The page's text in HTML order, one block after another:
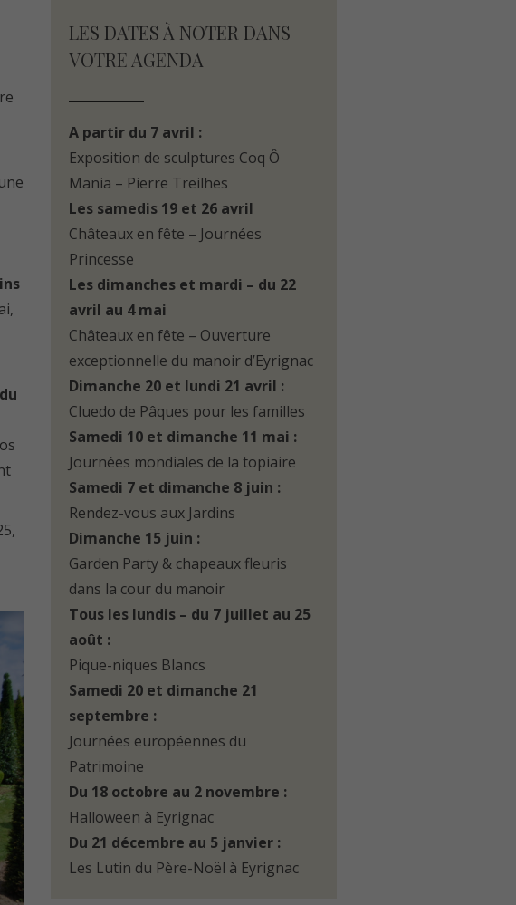
LES DATES À NOTER DANS
VOTRE AGENDA
A partir du 7 avril :
Exposition de sculptures Coq Ô
Mania – Pierre Treilhes
Les samedis 19 et 26 avril
Châteaux en fête – Journées
Princesse
Les dimanches et mardi – du 22
avril au 4 mai
Châteaux en fête – Ouverture
exceptionnelle du manoir d’Eyrignac
Dimanche 20 et lundi 21 avril :
Cluedo de Pâques pour les familles
Samedi 10 et dimanche 11 mai :
Journées mondiales de la topiaire
Samedi 7 et dimanche 8 juin :
Rendez-vous aux Jardins
Dimanche 15 juin :
Garden Party & chapeaux fleuris
dans la cour du manoir
Tous les lundis – du 7 juillet au 25
août :
Pique-niques Blancs
Samedi 20 et dimanche 21
septembre :
Journées européennes du
Patrimoine
Du 18 octobre au 2 novembre :
Halloween à Eyrignac
Du 21 décembre au 5 janvier :
Les Lutin du Père-Noël à Eyrignac